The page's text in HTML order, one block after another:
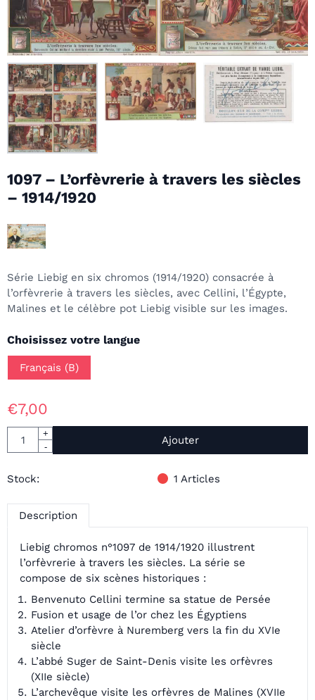
1097 – L’orfèvrerie à travers les siècles
– 1914/1920
Série Liebig en six chromos (1914/1920) consacrée à
l’orfèvrerie à travers les siècles, avec Cellini, l’Égypte,
Malines et le célèbre pot Liebig visible sur les images.
Faire un choix pour
Choisissez votre langue
Français (B)
€7,00
Quantité
+
-
Ajouter
Stock: 1 Articles
Description
Liebig chromos n°1097 de 1914/1920 illustrent
l’orfèvrerie à travers les siècles. La série se
compose de six scènes historiques :
Benvenuto Cellini termine sa statue de Persée
Fusion et usage de l’or chez les Égyptiens
Atelier d’orfèvre à Nuremberg vers la fin du XVIe
siècle
L’abbé Suger de Saint-Denis visite les orfèvres
(XIIe siècle)
L’archevêque visite les orfèvres de Malines (XVIIe